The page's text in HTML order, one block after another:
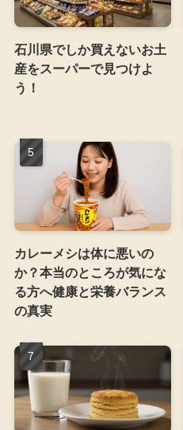
石川県でしか買えないお土
産をスーパーで見つけよ
う！
カレーメシは体に悪いの
か？本当のところが気にな
る方へ健康と栄養バランス
の真実